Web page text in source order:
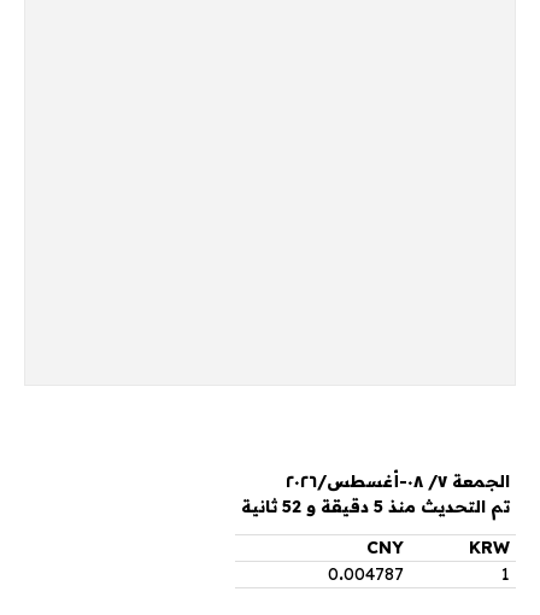
الجمعة ٧/ ٠٨-أغسطس/٢٠٢٦
تم التحديث منذ 5 دقيقة و 52 ثانية
KRW
CNY
1
0.004787